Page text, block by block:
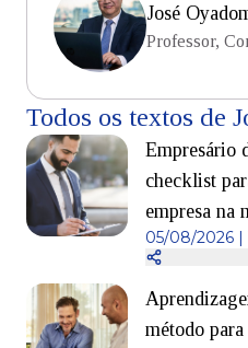
José
Professor,
Todos os textos de
Empresário
checklist
empresa na
05/08/2026 |
método